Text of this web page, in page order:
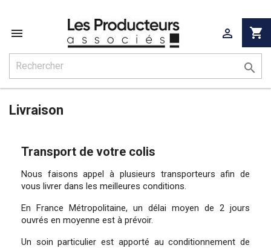
 shopping_cart


Livraison
Transport de votre colis
Nous faisons appel à plusieurs transporteurs afin de
vous livrer dans les meilleures conditions.
En France Métropolitaine, un délai moyen de 2 jours
ouvrés en moyenne est à prévoir.
Un soin particulier est apporté au conditionnement de